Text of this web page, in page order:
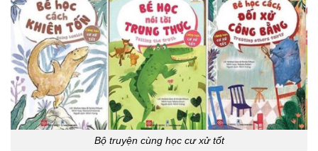
Bộ truyện cùng học cư xử tốt